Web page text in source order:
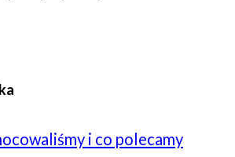
i co polecamy